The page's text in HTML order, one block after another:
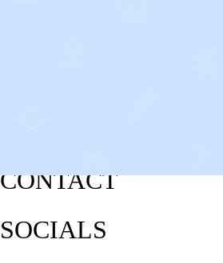
CONTACT
SOCIALS